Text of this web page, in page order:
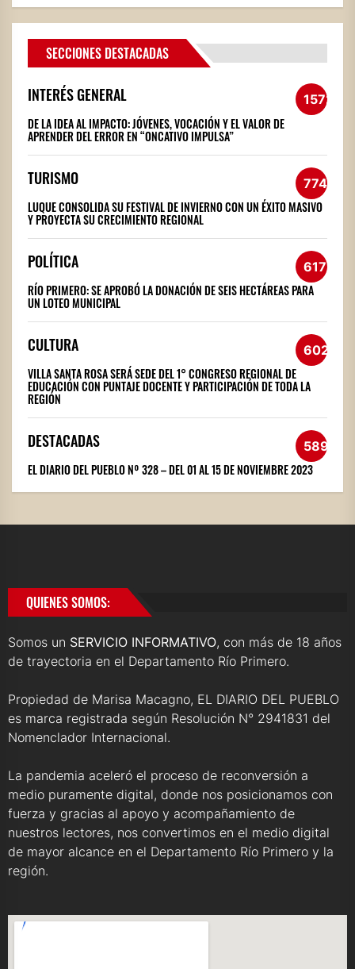
SECCIONES DESTACADAS
INTERÉS GENERAL 1572
DE LA IDEA AL IMPACTO: JÓVENES, VOCACIÓN Y EL VALOR DE
APRENDER DEL ERROR EN “ONCATIVO IMPULSA”
TURISMO 774
LUQUE CONSOLIDA SU FESTIVAL DE INVIERNO CON UN ÉXITO MASIVO
Y PROYECTA SU CRECIMIENTO REGIONAL
POLÍTICA 617
RÍO PRIMERO: SE APROBÓ LA DONACIÓN DE SEIS HECTÁREAS PARA
UN LOTEO MUNICIPAL
CULTURA 602
VILLA SANTA ROSA SERÁ SEDE DEL 1° CONGRESO REGIONAL DE
EDUCACIÓN CON PUNTAJE DOCENTE Y PARTICIPACIÓN DE TODA LA
REGIÓN
DESTACADAS 589
EL DIARIO DEL PUEBLO Nº 328 – DEL 01 AL 15 DE NOVIEMBRE 2023
QUIENES SOMOS:
Somos un SERVICIO INFORMATIVO, con más de 18 años
de trayectoria en el Departamento Río Primero.
Propiedad de Marisa Macagno, EL DIARIO DEL PUEBLO
es marca registrada según Resolución N° 2941831 del
Nomenclador Internacional.
La pandemia aceleró el proceso de reconversión a
medio puramente digital, donde nos posicionamos con
fuerza y gracias al apoyo y acompañamiento de
nuestros lectores, nos convertimos en el medio digital
de mayor alcance en el Departamento Río Primero y la
región.